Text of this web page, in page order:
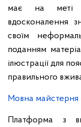
має на меті
вдосконалення
своїм
поданням
ілюстрації для
правильного
Мовна
Платформа з